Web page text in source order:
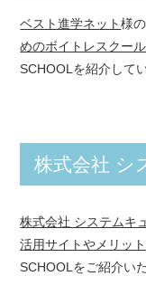
ベスト進学ネット様
めのボイトレスクー
SCHOOLを紹介して
株式会社 シ
株式会社 システムキ
活用サイトやメリッ
SCHOOLをご紹介い